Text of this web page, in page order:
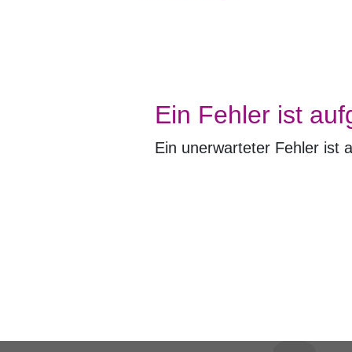
Ein Fehler ist
Ein unerwarteter Fehler ist